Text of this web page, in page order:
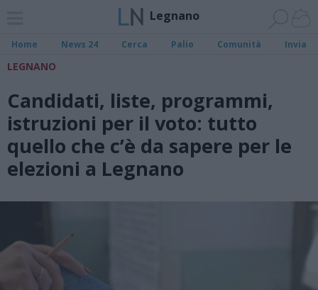
Legnano
Home News 24 Cerca Palio Comunità Invia
LEGNANO
Candidati, liste, programmi,
istruzioni per il voto: tutto
quello che c’è da sapere per le
elezioni a Legnano